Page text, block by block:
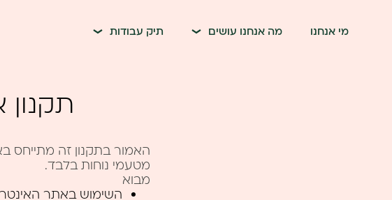
מי אנחנו מה אנחנו עושים תיק עבודות
תקנון
האמור בתקנון זה מתייחס
מטעמי נוחות בלבד.
מבוא
השימוש באתר